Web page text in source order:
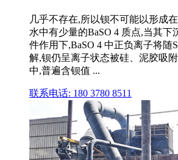
几乎不存在,所以钡不可能以形成
水中有少量的BaSO 4 质点,当其下
件作用下,BaSO 4 中正负离子将随
解,钡仍呈离子状态被硅、泥胶吸
中,普遍含钡值 ...
联系电话: 180 3780 8511